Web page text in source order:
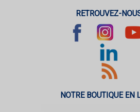
RETROUVEZ-
NOTRE BOUTIQUE EN